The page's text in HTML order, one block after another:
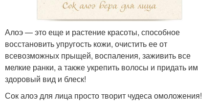
Алоэ — это еще и растение красоты, способное
восстановить упругость кожи, очистить ее от
всевозможных прыщей, воспаления, заживить все
мелкие ранки, а также укрепить волосы и придать им
здоровый вид и блеск!
Сок алоэ для лица просто творит чудеса омоложения!